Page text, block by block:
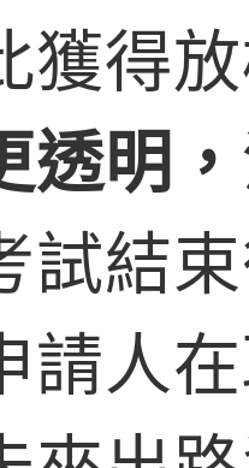
獲得
透明
試結
請人